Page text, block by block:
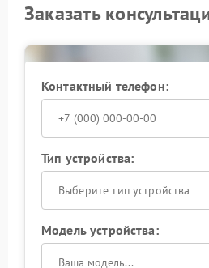
Заказать
Контактный телефон:
Тип устройства:
Выберите тип устройства
Модель устройства: